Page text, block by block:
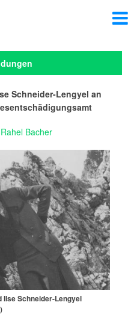
Schneider-Lengyel an
Rahel Bacher
Ilse Schneider-Lengyel